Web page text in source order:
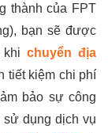
thành của FPT
bạn sẽ được
khichuyển địa
tiết kiệm chi phí
bảo sự công
sử dụng dịch vụ